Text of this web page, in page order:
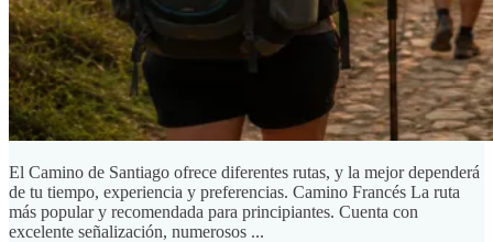
El Camino de Santiago ofrece diferentes rutas, y la mejor dependerá
de tu tiempo, experiencia y preferencias. Camino Francés La ruta
más popular y recomendada para principiantes. Cuenta con
excelente señalización, numerosos ...